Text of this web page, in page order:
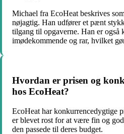
Michael fra EcoHeat beskrives
nøjagtig. Han udfører et pænt
tilgang til opgaverne. Han er også
imødekommende og rar, hvilket
Hvordan er prisen og
hos EcoHeat?
EcoHeat har konkurrencedygtige
er blevet rost for at være fin og
den passede til deres budget.